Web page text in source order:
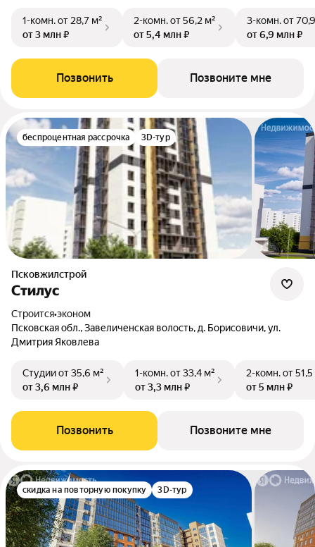
1-комн.от 28,7 м²
от 3 млн ₽
2-комн.от 56,2 м²
от 5,4 млн ₽
3-комн.от
от 6,9 млн ₽
Позвонить Позвоните мне
беспроцентная рассрочка 3D-тур
Псковжилстрой
Стилус
Строится•эконом
Псковская обл., Завеличенская волость, д. Борисовичи, ул.
Дмитрия Яковлева
Студииот 35,6 м²
от 3,6 млн ₽
1-комн.от 33,4 м²
от 3,3 млн ₽
2-комн.от
от 5 млн ₽
Позвонить Позвоните мне
скидка на повторную покупку 3D-тур